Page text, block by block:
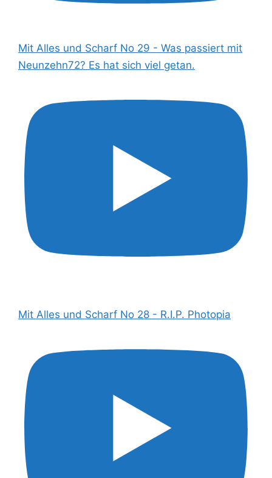
Mit Alles und Scharf No 29 - Was passiert mit
Neunzehn72? Es hat sich viel getan.
Mit Alles und Scharf No 28 - R.I.P. Photopia